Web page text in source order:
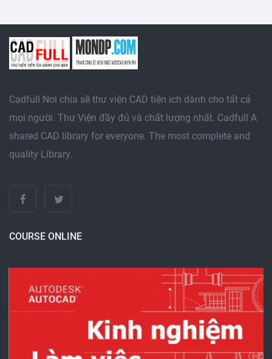
Cadfull Nơi chia sẽ thư viện CAD tiện ích dành cho tất cả
mọi người. Thư Viện đầy đủ và chất lượng nhất. Cadfull A
shared CAD library for everyone. The most complete and
quality Library.
COURSE ONLINE